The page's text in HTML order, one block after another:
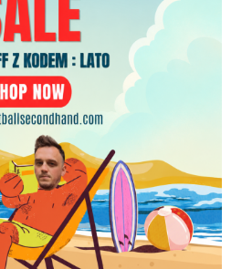
2002/03 Special
[L] UEFA Cup
419.99zł